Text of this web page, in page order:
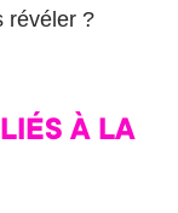
révéler ?
LIÉS À LA